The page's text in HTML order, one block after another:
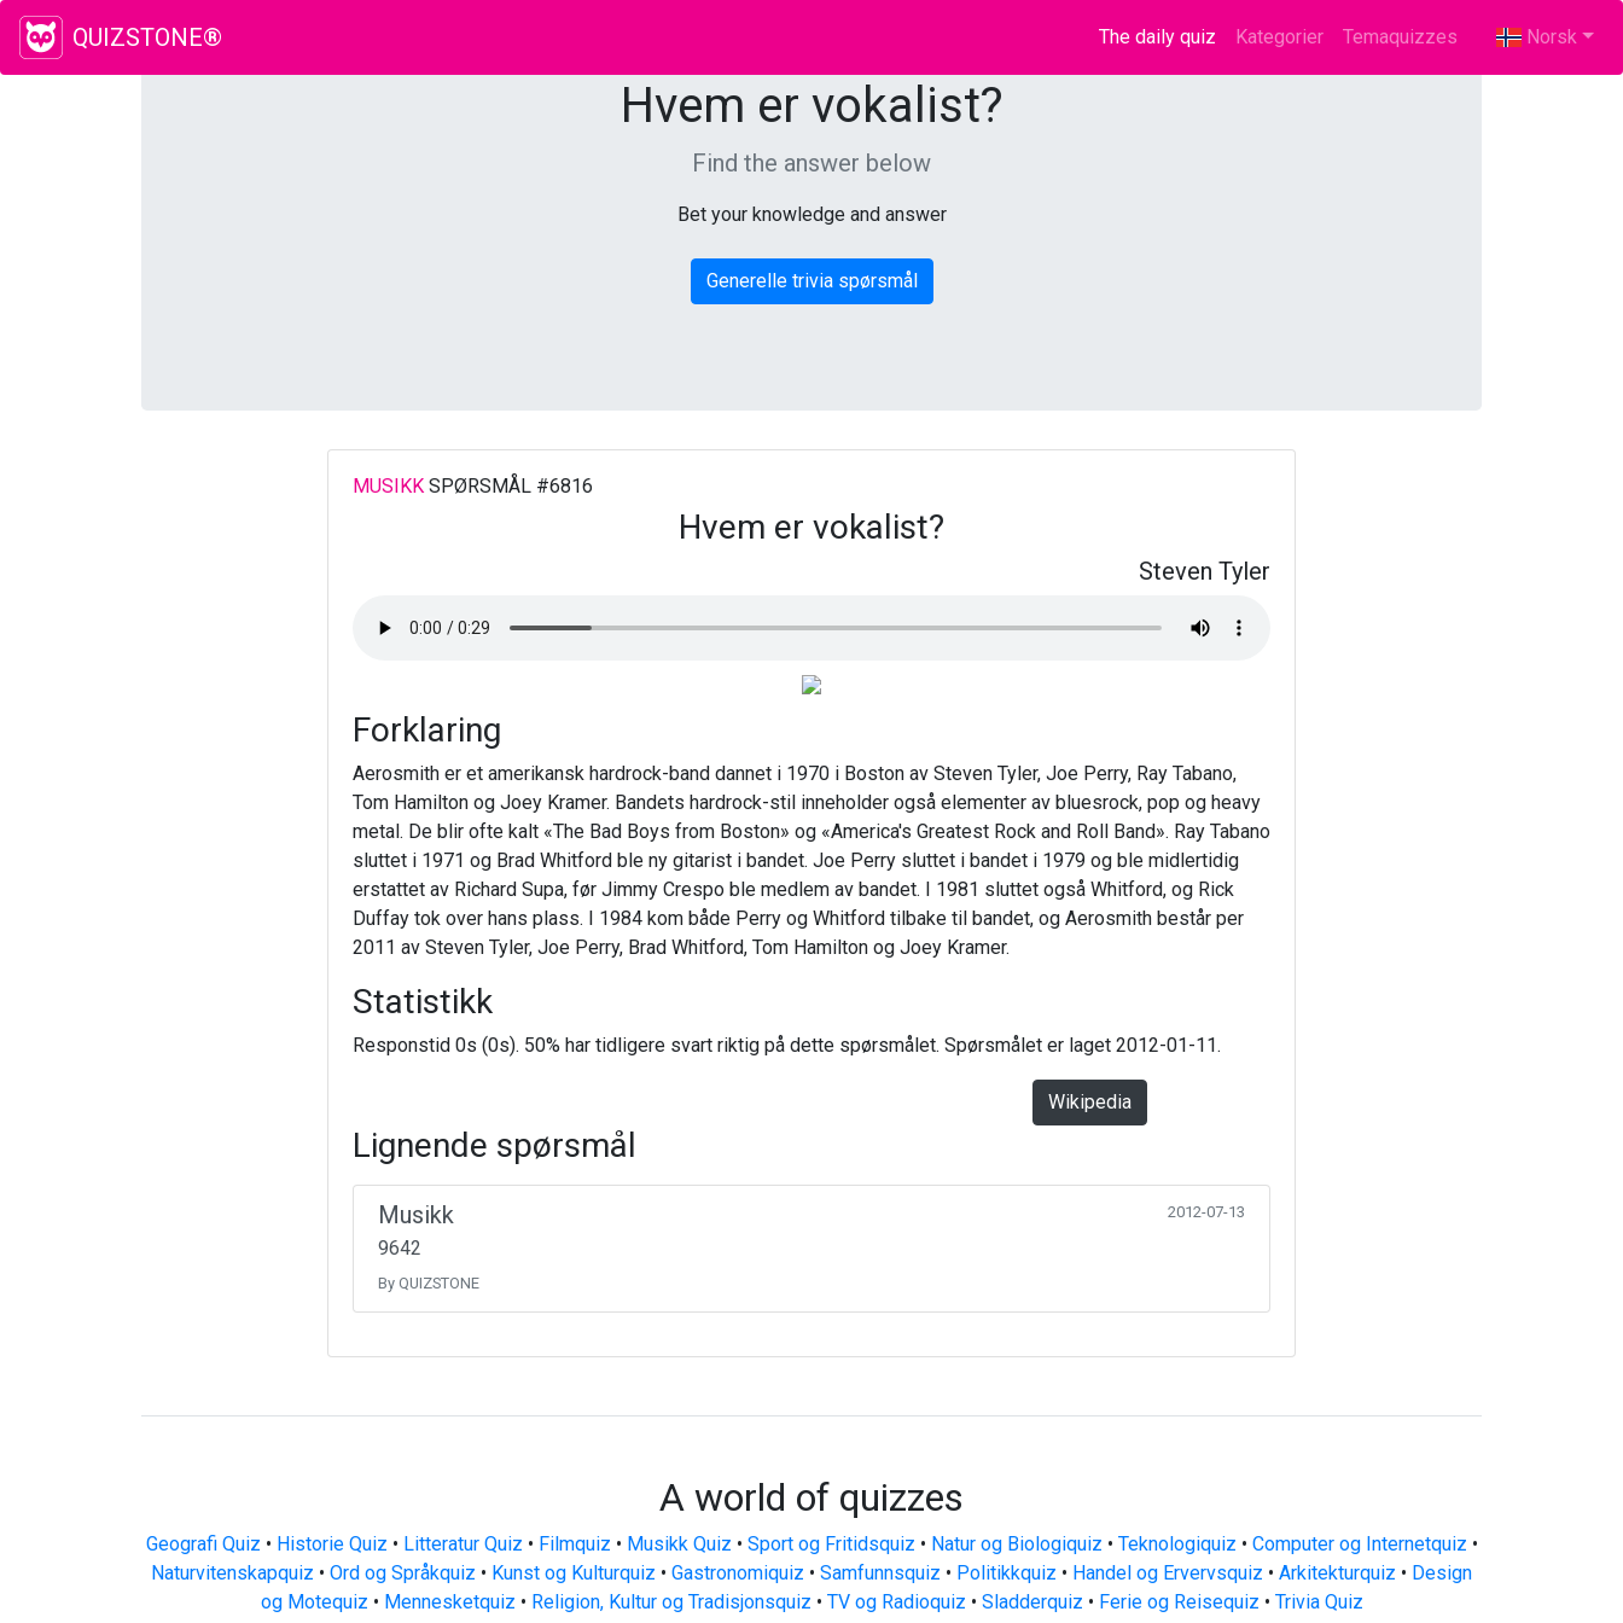
QUIZSTONE® The daily quiz (current)
Kategorier Temaquizzes Norsk
Hvem er vokalist?
Find the answer below
Bet your knowledge and answer
Generelle trivia spørsmål
MUSIKKSPØRSMÅL #6816
Hvem er vokalist?
Steven Tyler
Forklaring
Aerosmith er et amerikansk hardrock-band dannet i 1970 i Boston av Steven Tyler, Joe Perry, Ray Tabano,
Tom Hamilton og Joey Kramer. Bandets hardrock-stil inneholder også elementer av bluesrock, pop og heavy
metal. De blir ofte kalt «The Bad Boys from Boston» og «America's Greatest Rock and Roll Band». Ray Tabano
sluttet i 1971 og Brad Whitford ble ny gitarist i bandet. Joe Perry sluttet i bandet i 1979 og ble midlertidig
erstattet av Richard Supa, før Jimmy Crespo ble medlem av bandet. I 1981 sluttet også Whitford, og Rick
Duffay tok over hans plass. I 1984 kom både Perry og Whitford tilbake til bandet, og Aerosmith består per
2011 av Steven Tyler, Joe Perry, Brad Whitford, Tom Hamilton og Joey Kramer.
Statistikk
Responstid 0s (0s). 50% har tidligere svart riktig på dette spørsmålet. Spørsmålet er laget 2012-01-11.
Wikipedia
Lignende spørsmål
Musikk 2012-07-13
9642
By QUIZSTONE
A world of quizzes
Geografi Quiz • Historie Quiz • Litteratur Quiz • Filmquiz • Musikk Quiz • Sport og Fritidsquiz • Natur og Biologiquiz • Teknologiquiz • Computer og Internetquiz •
Naturvitenskapquiz • Ord og Språkquiz • Kunst og Kulturquiz • Gastronomiquiz • Samfunnsquiz • Politikkquiz • Handel og Ervervsquiz • Arkitekturquiz • Design
og Motequiz • Mennesketquiz • Religion, Kultur og Tradisjonsquiz • TV og Radioquiz • Sladderquiz • Ferie og Reisequiz • Trivia Quiz